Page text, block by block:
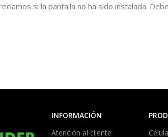
si la pantalla no ha sido instalada.
INFORMACIÓN
Atención al cliente